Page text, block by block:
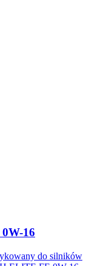
16
do silników